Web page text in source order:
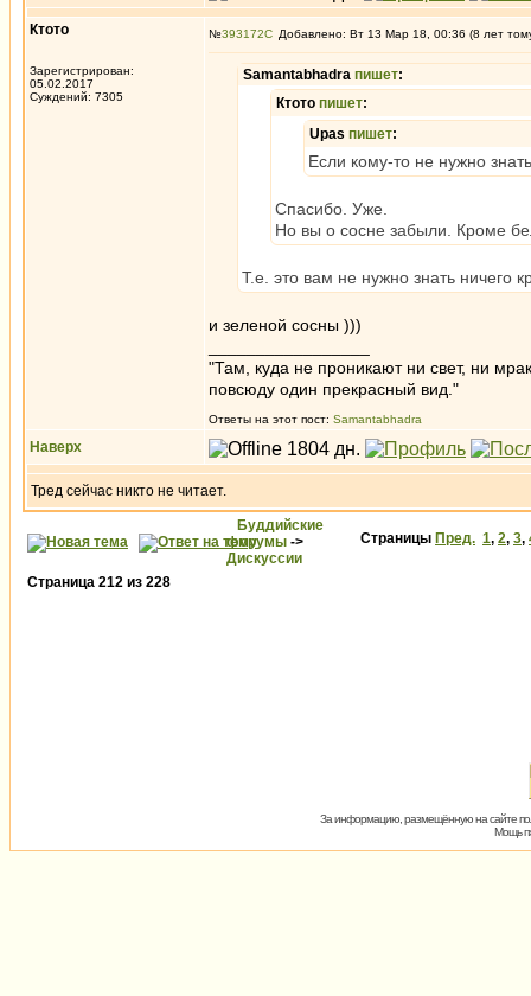
Ктото
Зарегистрирован:
05.02.2017
Суждений: 7305
№393172 Добавлено: Вт 13 Мар 18, 00:36 (8 лет
Samantabhadra пишет:
Ктото пишет:
Upas пишет:
Если кому-то не нужно
Спасибо. Уже.
Но вы о сосне забыли. Кроме
Т.е. это вам не нужно знать ничего
и зеленой сосны )))
"Там, куда не проникают ни свет, ни
повсюду один прекрасный вид."
Ответы на этот пост: Samantabhadra
Наверх
Тред сейчас никто не читает.
Буддийские
форумы ->
Дискуссии
Страницы Пред. 1, 2, 3,
Страница 212 из 228
За информацию, размещённую на сайте
Мощь